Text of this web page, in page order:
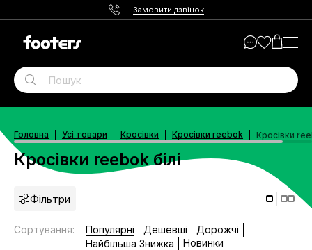
Замовити дзвінок
Головна Усі товари Кросівки Кросівки reebok Кросівки
Кросівки reebok білі
Фільтри
Сортування: Популярні Дешевші
Дорожчі
Найбільша Знижка
Новинки